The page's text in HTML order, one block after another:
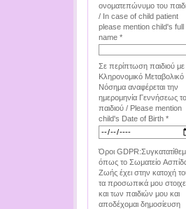
ονοματεπώνυμο του
/ In case of child patient
please mention child's full
name *
Σε περίπτωση παιδιού με
Κληρονομικό Μεταβολικό
Νόσημα αναφέρεται την
ημερομηνία Γεννήσεως
παιδιού / Please mention
child's Date of Birth *
Όροι
όπως το Σωματείο
Ζωής έχει στην κατοχή
τα προσωπικά μου
και των παιδιών μου και
αποδέχομαι δημοσίευση